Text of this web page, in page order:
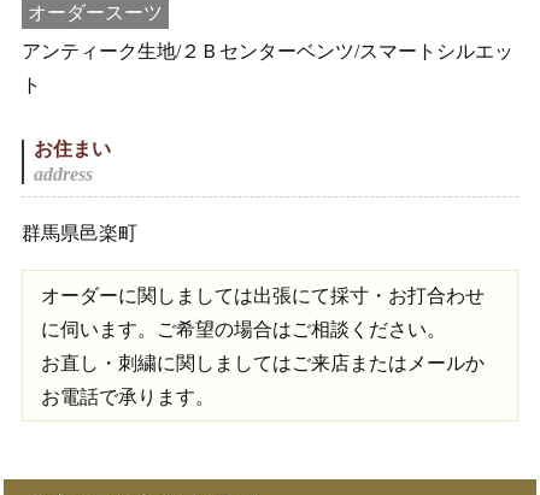
オーダースーツ
アンティーク生地/２Ｂセンターベンツ/スマートシルエッ
ト
お住まい
群馬県邑楽町
オーダーに関しましては出張にて採寸・お打合わせ
に伺います。ご希望の場合はご相談ください。
お直し・刺繍に関しましてはご来店またはメールか
お電話で承ります。